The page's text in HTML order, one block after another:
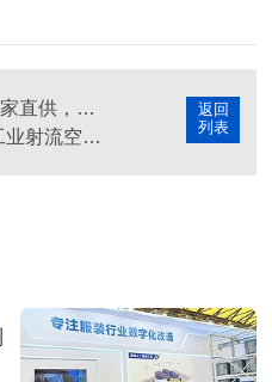
返回
列表
星科蒸发冷空调厂家直供，工业厂房降温省电方案
蒸发冷省电空调-工业射流空调机组车间降温省电方案